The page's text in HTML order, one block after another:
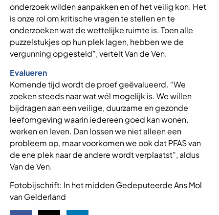
onderzoek wilden aanpakken en of het veilig kon. Het
is onze rol om kritische vragen te stellen en te
onderzoeken wat de wettelijke ruimte is. Toen alle
puzzelstukjes op hun plek lagen, hebben we de
vergunning opgesteld”, vertelt Van de Ven.
Evalueren
Komende tijd wordt de proef geëvalueerd. “We
zoeken steeds naar wat wél mogelijk is. We willen
bijdragen aan een veilige, duurzame en gezonde
leefomgeving waarin iedereen goed kan wonen,
werken en leven. Dan lossen we niet alleen een
probleem op, maar voorkomen we ook dat PFAS van
de ene plek naar de andere wordt verplaatst”, aldus
Van de Ven.
Fotobijschrift: In het midden Gedeputeerde Ans Mol
van Gelderland